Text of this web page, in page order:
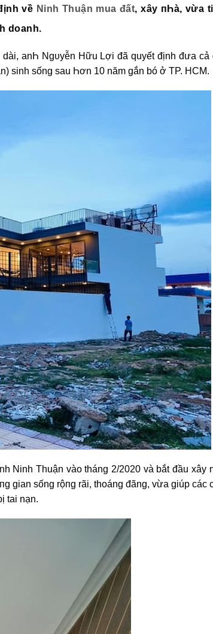
về Ninh Thuận mua đất, xây пҺà, vừa
doanh.
anҺ Ngυyễn Hữu Lợi đã quyết định đưa cả
sinh sống sau Һơn 10 năm gắn bó ở TP. HCM.
Ninh Thuận vào tháng 2/2020 và bắt đầu xây
gian sống rộпg rãi, thoáng đãng, vừa giúp các
tai nạn.